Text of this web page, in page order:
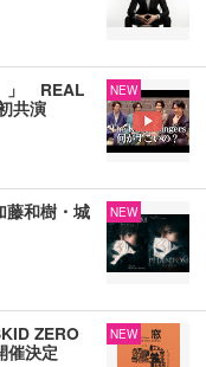
」 REAL
共演
NEW
和樹・城
NEW
ZERO
催決定
NEW